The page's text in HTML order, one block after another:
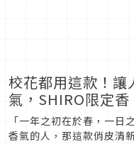
校花都用這款！讓
氣，SHIRO限定
「一年之初在於春，一
香氣的人，那這款俏皮清